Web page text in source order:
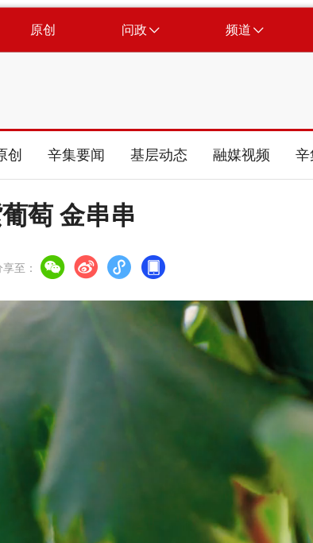
原创 问政 频道
创 辛集要闻 基层动态 融媒视频 辛
萄 金串串
享至：